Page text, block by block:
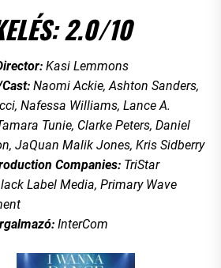
2.0/10
Kasi Lemmons
Naomi Ackie, Ashton Sanders,
Nafessa Williams, Lance A.
Tunie, Clarke Peters, Daniel
JaQuan Malik Jones, Kris Sidberry
Companies: TriStar
Label Media, Primary Wave
InterCom